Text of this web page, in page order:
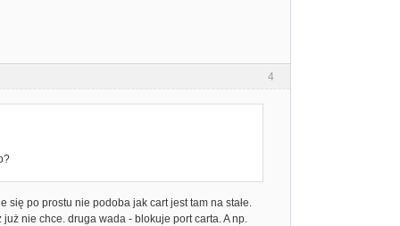
4
po prostu nie podoba jak cart jest tam na stałe.
nie chce. druga wada - blokuje port carta. A np.